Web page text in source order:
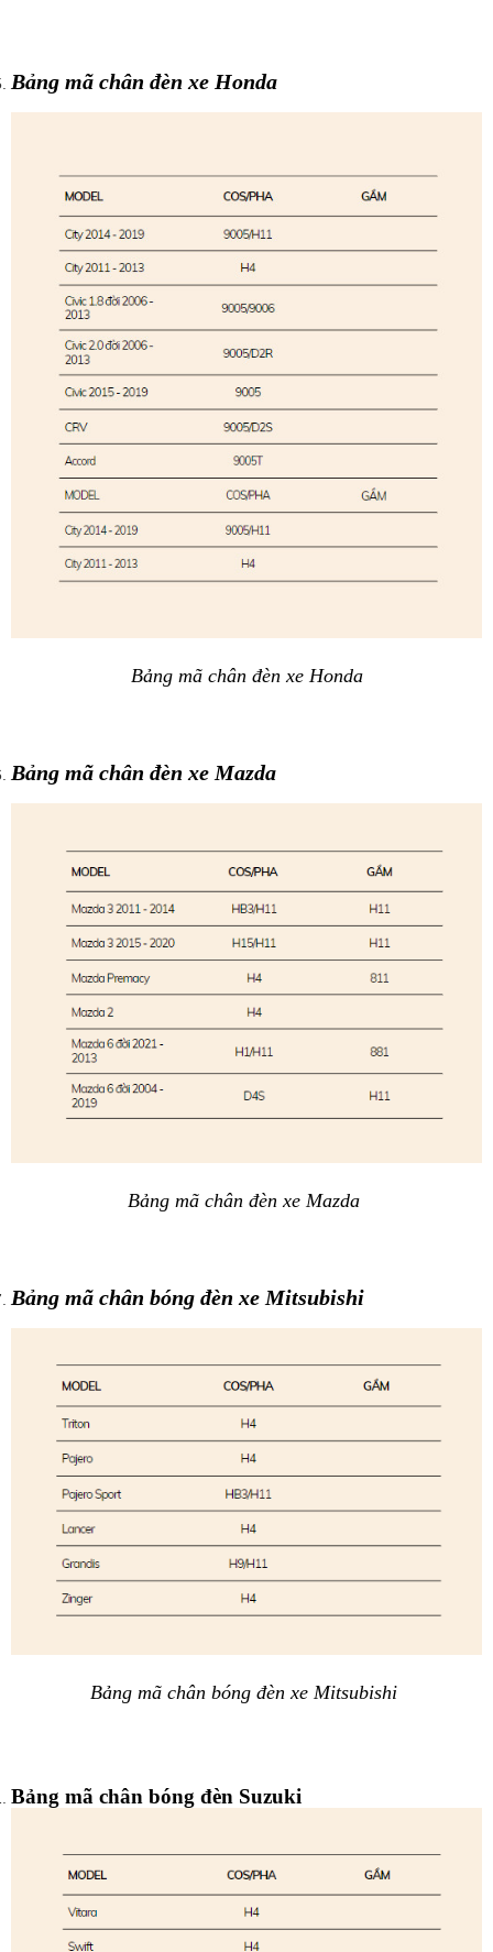
Bảng mã chân đèn xe Honda
Bảng mã chân đèn xe Honda
Bảng mã chân đèn xe Mazda
Bảng mã chân đèn xe Mazda
Bảng mã chân bóng đèn xe Mitsubishi
Bảng mã chân bóng đèn xe Mitsubishi
Bảng mã chân bóng đèn Suzuki